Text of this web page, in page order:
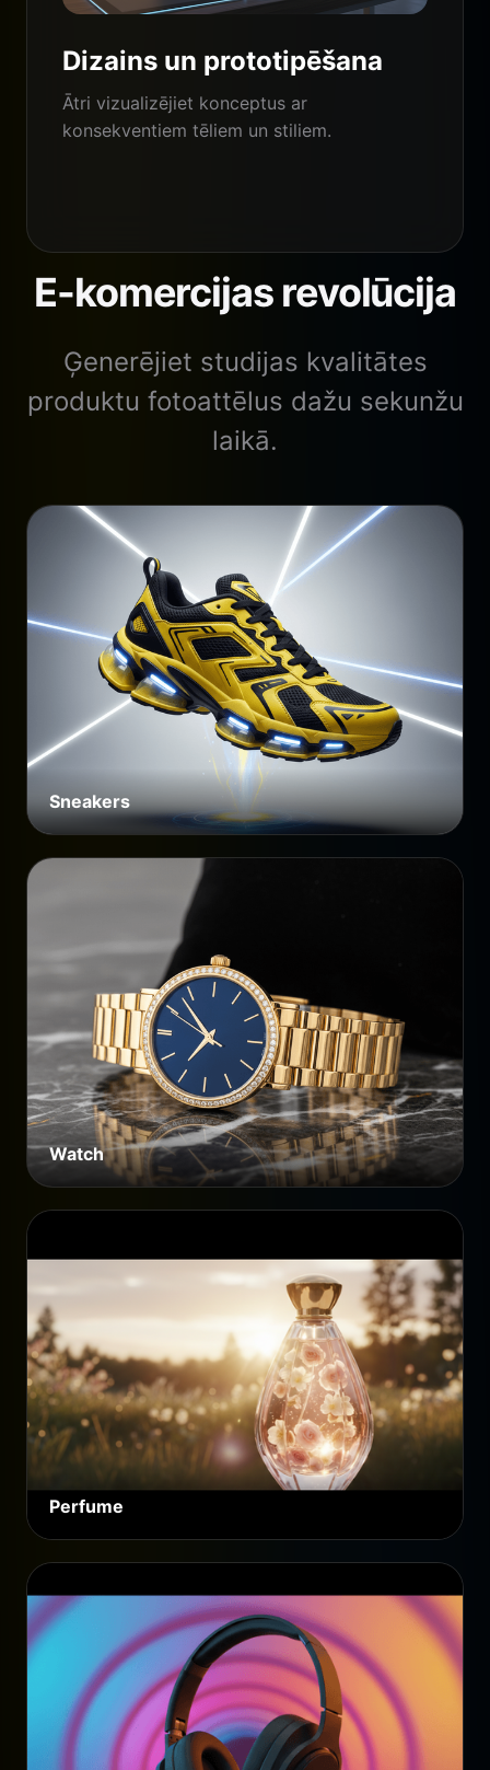
Dizains un prototipēšana
Ātri vizualizējiet konceptus ar
konsekventiem tēliem un stiliem.
E-komercijas revolūcija
Ģenerējiet studijas kvalitātes
produktu fotoattēlus dažu sekunžu
laikā.
Sneakers
Watch
Perfume